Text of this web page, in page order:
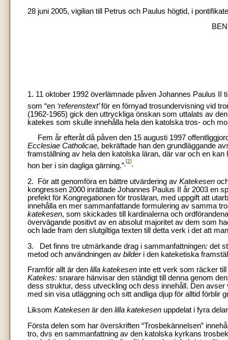
28 juni 2005, vigilian till Petrus och Paulus högtid, i
1. 11 oktober 1992 överlämnade påven Johannes Paulus II
som “en ‘referenstext’för en förnyad trosundervisning vid
(1962-1965) gick den uttryckliga önskan som uttalats av
katekes som skulle innehålla hela den katolska tros- och
Fem år efteråt då påven den 15 augusti 1997
Ecclesiae Catholicae, bekräftade han den grundläggande
framställning av hela den katolska läran, där var och en
hon ber i sin dagliga gärning.”
[2]
2. För att genomföra en bättre utvärdering av Katekesen
kongressen 2000 inrättade Johannes Paulus II år 2003 en
prefekt för Kongregationen för trosläran, med uppgift att
innehålla en mer sammanfattande formulering av samma
katekesen, som skickades till kardinalerna och
övervägande positivt av en absolut majoritet av dem som
och lade fram den slutgiltiga texten till detta verk i det att
3. Det finns tre utmärkande drag i sammanfattningen: det
metod och användningen av bilder i den kateketiska
Framför allt är den lilla katekesen inte ett verk som räcker
Katekes: snarare hänvisar den ständigt till denna genom
dess struktur, dess utveckling och dess innehåll. Den avser
med sin visa utläggning och sitt andliga djup för alltid förblir
Liksom Katekesen är den lilla katekesen uppdelat i fyra
Första delen som har överskriften “Trosbekännelsen”
tro, dvs en sammanfattning av den katolska kyrkans